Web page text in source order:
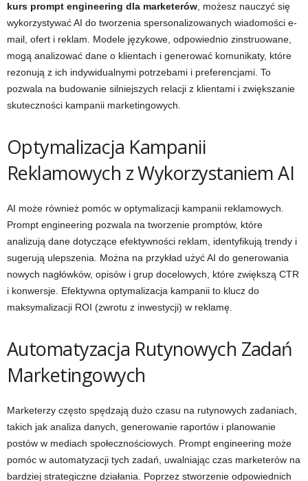
kurs prompt engineering dla marketerów , możesz nauczyć się
wykorzystywać AI do tworzenia spersonalizowanych wiadomości e-
mail, ofert i reklam. Modele językowe, odpowiednio zinstruowane,
mogą analizować dane o klientach i generować komunikaty, które
rezonują z ich indywidualnymi potrzebami i preferencjami. To
pozwala na budowanie silniejszych relacji z klientami i zwiększanie
skuteczności kampanii marketingowych.
Optymalizacja Kampanii
Reklamowych z Wykorzystaniem AI
AI może również pomóc w optymalizacji kampanii reklamowych.
Prompt engineering pozwala na tworzenie promptów, które
analizują dane dotyczące efektywności reklam, identyfikują trendy i
sugerują ulepszenia. Można na przykład użyć AI do generowania
nowych nagłówków, opisów i grup docelowych, które zwiększą CTR
i konwersje. Efektywna optymalizacja kampanii to klucz do
maksymalizacji ROI (zwrotu z inwestycji) w reklamę.
Automatyzacja Rutynowych Zadań
Marketingowych
Marketerzy często spędzają dużo czasu na rutynowych zadaniach,
takich jak analiza danych, generowanie raportów i planowanie
postów w mediach społecznościowych. Prompt engineering może
pomóc w automatyzacji tych zadań, uwalniając czas marketerów na
bardziej strategiczne działania. Poprzez stworzenie odpowiednich